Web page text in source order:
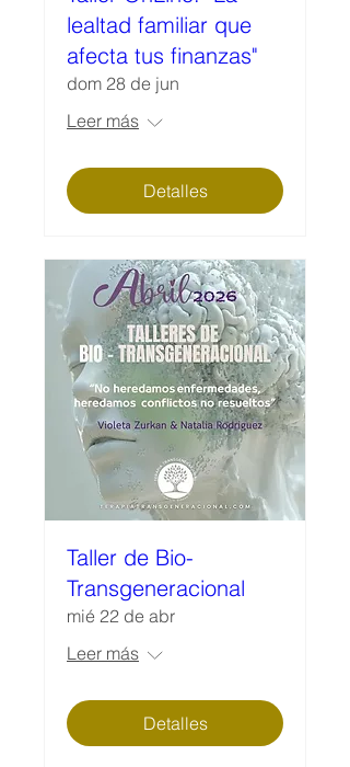
lealtad familiar que
afecta tus finanzas"
dom 28 de jun
Leer más
Detalles
Taller de Bio-
Transgeneracional
mié 22 de abr
Leer más
Detalles